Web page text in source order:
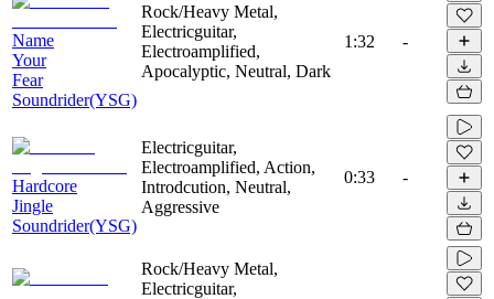
Name
Your
Fear
Soundrider(YSG)
Rock/Heavy Metal,
Electricguitar,
Electroamplified,
Apocalyptic, Neutral, Dark
1:32 -
Hardcore
Jingle
Soundrider(YSG)
Electricguitar,
Electroamplified, Action,
Introdcution, Neutral,
Aggressive
0:33 -
Rock/Heavy Metal,
Electricguitar,